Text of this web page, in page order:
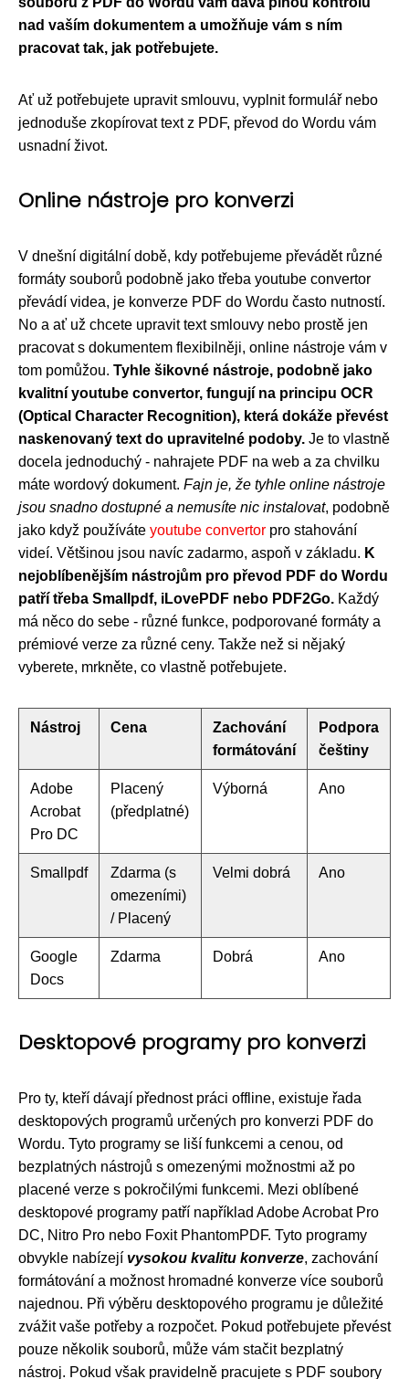
nad vaším dokumentem a umožňuje vám s ním
pracovat tak, jak potřebujete.
Ať už potřebujete upravit smlouvu, vyplnit formulář nebo
jednoduše zkopírovat text z PDF, převod do Wordu vám
usnadní život.
Online nástroje pro konverzi
V dnešní digitální době, kdy potřebujeme převádět různé
formáty souborů podobně jako třeba youtube convertor
převádí videa, je konverze PDF do Wordu často nutností.
No a ať už chcete upravit text smlouvy nebo prostě jen
pracovat s dokumentem flexibilněji, online nástroje vám v
tom pomůžou. Tyhle šikovné nástroje, podobně jako
kvalitní youtube convertor, fungují na principu OCR
(Optical Character Recognition), která dokáže převést
naskenovaný text do upravitelné podoby. Je to vlastně
docela jednoduchý - nahrajete PDF na web a za chvilku
máte wordový dokument. Fajn je, že tyhle online nástroje
jsou snadno dostupné a nemusíte nic instalovat, podobně
jako když používáte youtube convertor pro stahování
videí. Většinou jsou navíc zadarmo, aspoň v základu. K
nejoblíbenějším nástrojům pro převod PDF do Wordu
patří třeba Smallpdf, iLovePDF nebo PDF2Go. Každý
má něco do sebe - různé funkce, podporované formáty a
prémiové verze za různé ceny. Takže než si nějaký
vyberete, mrkněte, co vlastně potřebujete.
Nástroj Cena
Zachování
formátování
Podpora
češtiny
Adobe
Acrobat
Pro DC
Placený
(předplatné)
Výborná Ano
Smallpdf
Zdarma (s
omezeními)
/ Placený
Velmi dobrá Ano
Google
Docs
Zdarma Dobrá Ano
Desktopové programy pro konverzi
Pro ty, kteří dávají přednost práci offline, existuje řada
desktopových programů určených pro konverzi PDF do
Wordu. Tyto programy se liší funkcemi a cenou, od
bezplatných nástrojů s omezenými možnostmi až po
placené verze s pokročilými funkcemi. Mezi oblíbené
desktopové programy patří například Adobe Acrobat Pro
DC, Nitro Pro nebo Foxit PhantomPDF. Tyto programy
obvykle nabízejí vysokou kvalitu konverze, zachování
formátování a možnost hromadné konverze více souborů
najednou. Při výběru desktopového programu je důležité
zvážit vaše potřeby a rozpočet. Pokud potřebujete převést
pouze několik souborů, může vám stačit bezplatný
nástroj. Pokud však pravidelně pracujete s PDF soubory